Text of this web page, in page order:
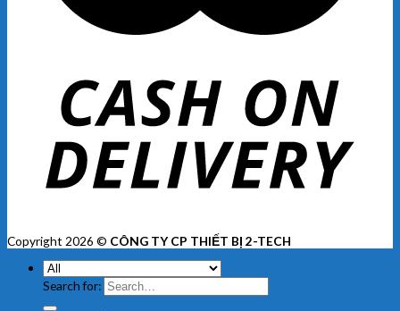
Copyright 2026 © CÔNG TY CP THIẾT BỊ 2-TECH
Search for: